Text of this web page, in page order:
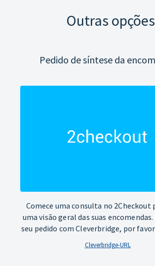
Outras opções
Pedido de síntese da
Comece uma consulta no 2Checkout
uma visão geral das suas encomendas.
seu pedido com Cleverbridge, por
Cleverbridge-URL